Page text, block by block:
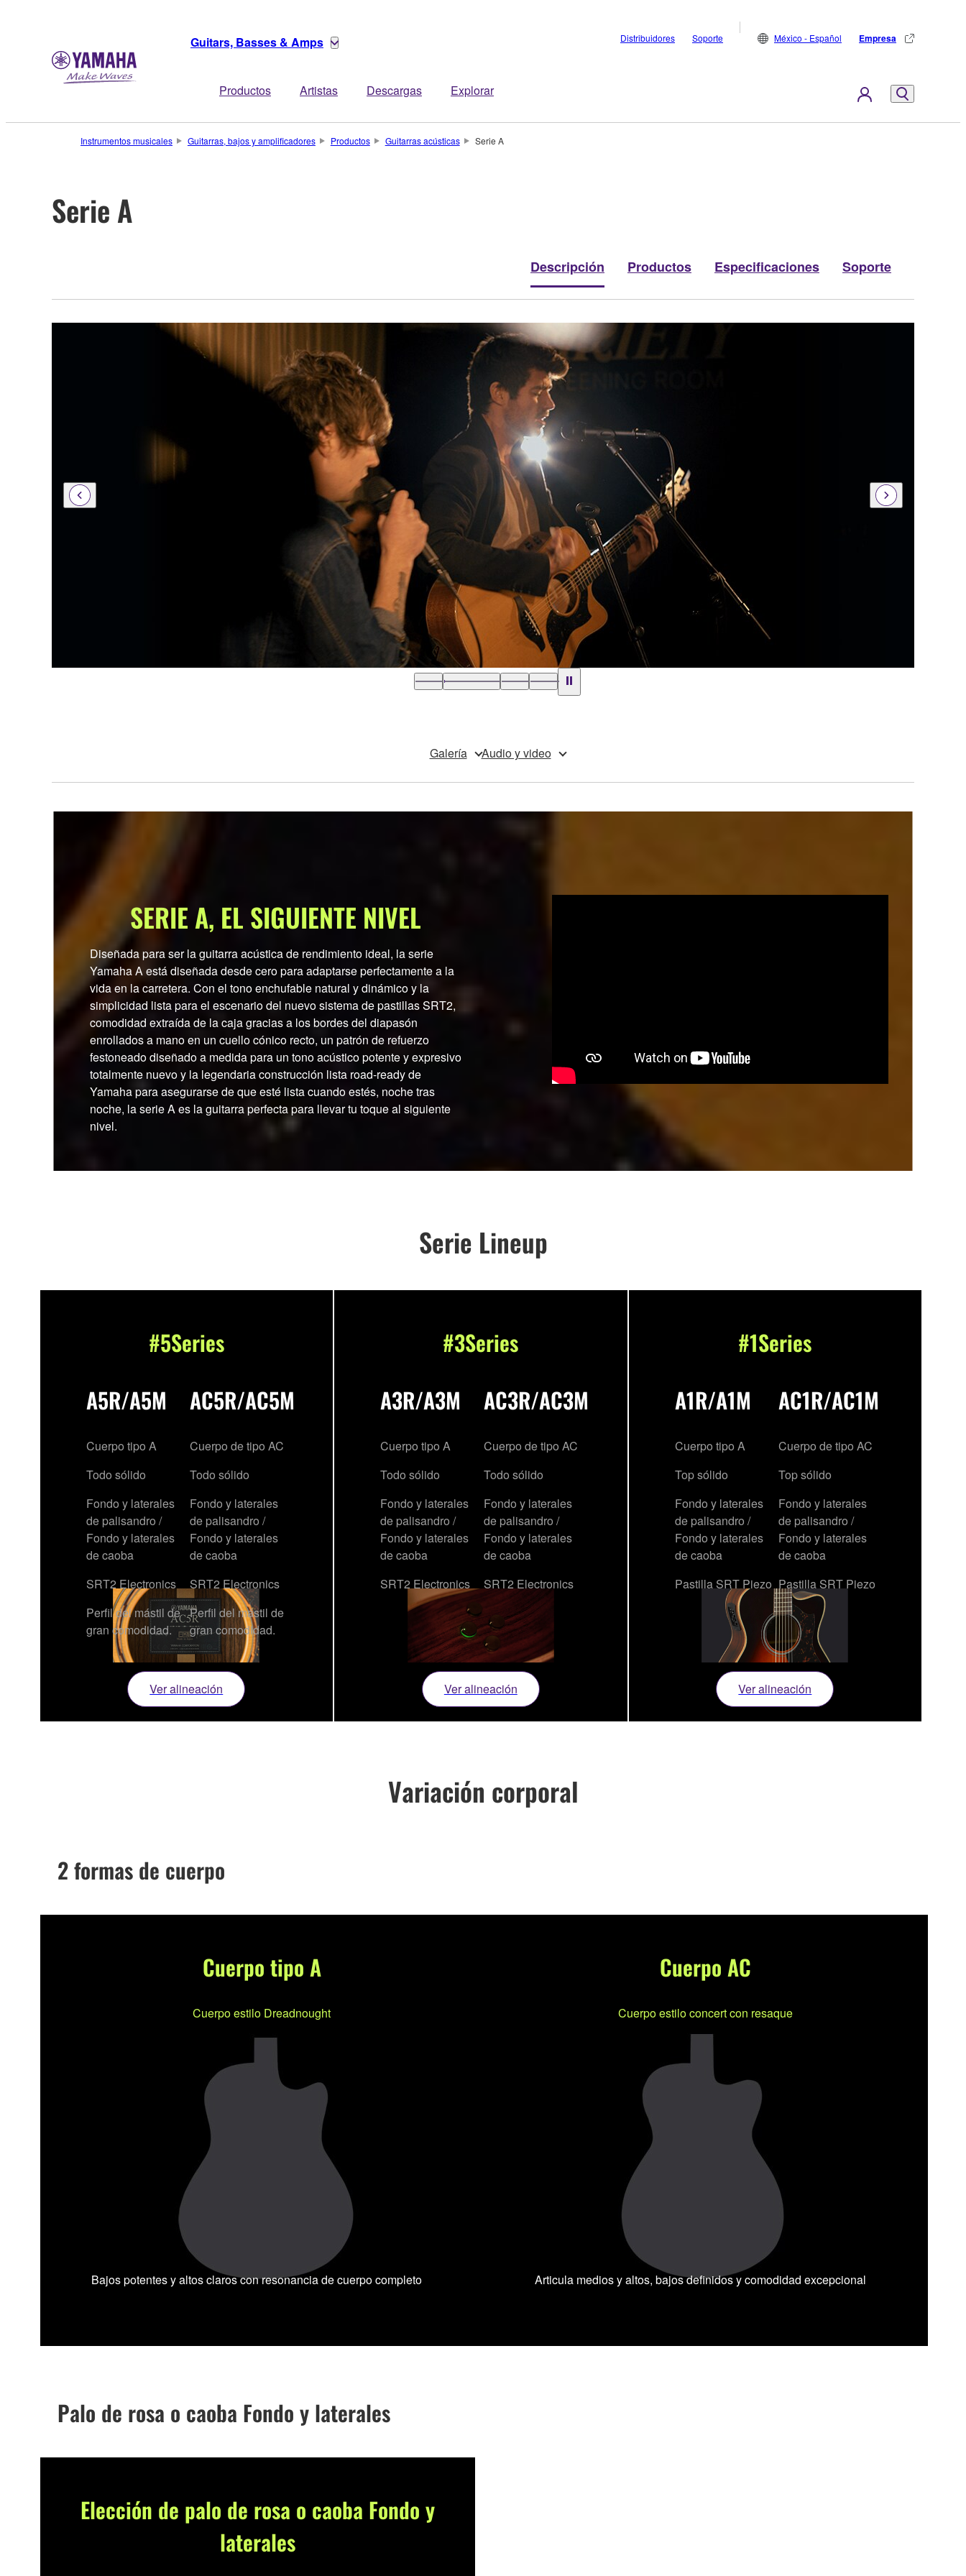
Guitars, Basses & Amps
Productos Artistas Descargas Explorar
Distribuidores Soporte México - Español Empresa
Instrumentos musicales Guitarras, bajos y amplificadores Productos Guitarras acústicas Serie A
Serie A
Descripción Productos Especificaciones Soporte
Galería Audio y video
SERIE A, EL SIGUIENTE NIVEL
Diseñada para ser la guitarra acústica de rendimiento ideal, la serie
Yamaha A está diseñada desde cero para adaptarse perfectamente a la
vida en la carretera. Con el tono enchufable natural y dinámico y la
simplicidad lista para el escenario del nuevo sistema de pastillas SRT2,
comodidad extraída de la caja gracias a los bordes del diapasón
enrollados a mano en un cuello cónico recto, un patrón de refuerzo
festoneado diseñado a medida para un tono acústico potente y expresivo
totalmente nuevo y la legendaria construcción lista road-ready de
Yamaha para asegurarse de que esté lista cuando estés, noche tras
noche, la serie A es la guitarra perfecta para llevar tu toque al siguiente
nivel.
Serie Lineup
#5Series
Ver alineación
A5R/A5M
Cuerpo tipo A
Todo sólido
Fondo y laterales
de palisandro /
Fondo y laterales
de caoba
SRT2 Electronics
Perfil del mástil de
gran comodidad.
AC5R/AC5M
Cuerpo de tipo AC
Todo sólido
Fondo y laterales
de palisandro /
Fondo y laterales
de caoba
SRT2 Electronics
Perfil del mástil de
gran comodidad.
#3Series
Ver alineación
A3R/A3M
Cuerpo tipo A
Todo sólido
Fondo y laterales
de palisandro /
Fondo y laterales
de caoba
SRT2 Electronics
AC3R/AC3M
Cuerpo de tipo AC
Todo sólido
Fondo y laterales
de palisandro /
Fondo y laterales
de caoba
SRT2 Electronics
#1Series
Ver alineación
A1R/A1M
Cuerpo tipo A
Top sólido
Fondo y laterales
de palisandro /
Fondo y laterales
de caoba
Pastilla SRT Piezo
AC1R/AC1M
Cuerpo de tipo AC
Top sólido
Fondo y laterales
de palisandro /
Fondo y laterales
de caoba
Pastilla SRT Piezo
Variación corporal
2 formas de cuerpo
Cuerpo tipo A
Cuerpo estilo Dreadnought
Bajos potentes y altos claros con resonancia de cuerpo completo
Cuerpo AC
Cuerpo estilo concert con resaque
Articula medios y altos, bajos definidos y comodidad excepcional
Palo de rosa o caoba Fondo y laterales
Elección de palo de rosa o caoba Fondo y
laterales